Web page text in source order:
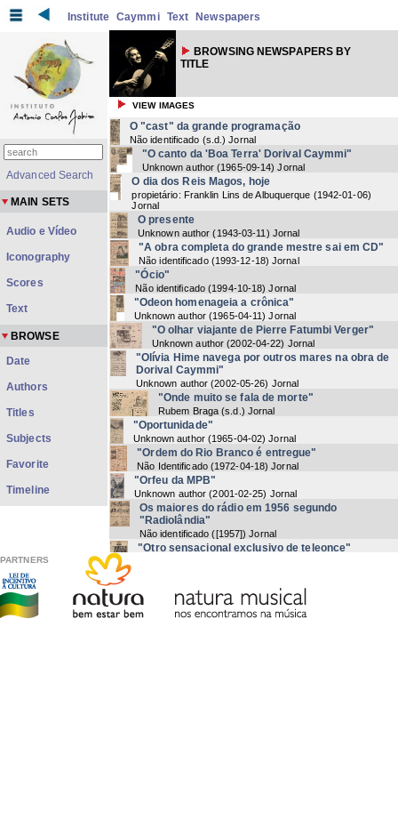
Institute Caymmi Text Newspapers
BROWSING NEWSPAPERS BY
TITLE
VIEW IMAGES
O "cast" da grande programação
Não identificado (s.d.) Jornal
"O canto da 'Boa Terra' Dorival Caymmi"
Unknown author (1965-09-14) Jornal
O dia dos Reis Magos, hoje
propietário: Franklin Lins de Albuquerque (1942-01-06)
Jornal
O presente
Unknown author (1943-03-11 ) Jornal
"A obra completa do grande mestre sai em CD"
Não identificado (1993-12-18) Jornal
"Ócio"
Não identificado (1994-10-18) Jornal
"Odeon homenageia a crônica"
Unknown author (1965-04-11) Jornal
"O olhar viajante de Pierre Fatumbi Verger"
Unknown author (2002-04-22) Jornal
"Olívia Hime navega por outros mares na obra de
Dorival Caymmi"
Unknown author (2002-05-26) Jornal
"Onde muito se fala de morte"
Rubem Braga (s.d. ) Jornal
"Oportunidade"
Unknown author (1965-04-02) Jornal
"Ordem do Rio Branco é entregue"
Não Identificado (1972-04-18) Jornal
"Orfeu da MPB"
Unknown author (2001-02-25) Jornal
Os maiores do rádio em 1956 segundo
"Radiolândia"
Não identificado ([1957]) Jornal
"Otro sensacional exclusivo de teleonce"
Unknown author ) Jornal
"Panorama"
Unknown author (1963-10-23) Jornal
Advanced Search
MAIN SETS
Audio e Vídeo
Iconography
Scores
Text
BROWSE
Date
Authors
Titles
Subjects
Favorite
Timeline
PARTNERS